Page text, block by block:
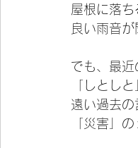
屋根に落
良い雨音が
でも、最
「しとし
遠い過去の
「災害」